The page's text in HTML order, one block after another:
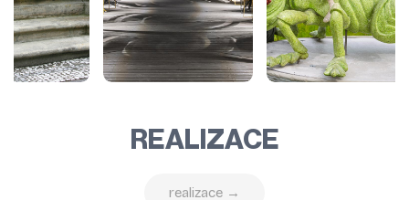
REALIZACE
realizace →